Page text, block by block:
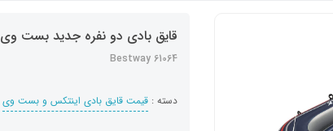
قایق بادی دو نفره جدید بست وی
Bestway 61064
دسته : قیمت قایق بادی اینتکس و بست وی